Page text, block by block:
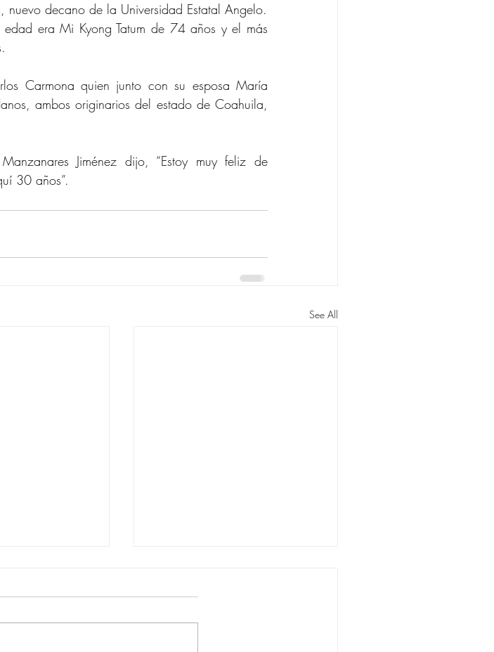
nuevo decano de la Universidad Estatal Angelo.
era Mi Kyong Tatum de 74 años y el más
Carmona quien junto con su esposa María
ambos originarios del estado de Coahuila,
Jiménez dijo, “Estoy muy feliz de
30 años”.
See All